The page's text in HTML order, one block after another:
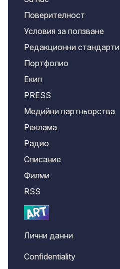
Поверителност
Условия за ползване
Редакционни стандарти
Портфолио
Екип
PRESS
Медийни партньорства
Реклама
Радио
Списание
Филми
RSS
Лични данни
Confidentiality